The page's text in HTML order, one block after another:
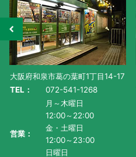
大阪府和泉市葛の葉町1丁目14-17
TEL：
072-541-1268
営業：
月～木曜日
12:00～22:00
金・土曜日
12:00～23:00
日曜日